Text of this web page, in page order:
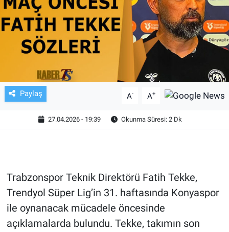
Paylaş A- A+
27.04.2026 - 19:39 Okunma Süresi: 2 Dk
Trabzonspor Teknik Direktörü Fatih Tekke,
Trendyol Süper Lig’in 31. haftasında Konyaspor
ile oynanacak mücadele öncesinde
açıklamalarda bulundu. Tekke, takımın son
SAĞLIK
GENEL
ASAYİŞ
EKONOMİ
HABERDE İNSAN
POLİTİKA